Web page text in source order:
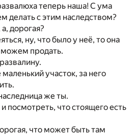
теперь наша! С ума
делать с этим наследством?
дорогая?
ну, что было у неё, то она
продать.
участок, за него
же ты.
посмотреть, что стоящего есть
что может быть там